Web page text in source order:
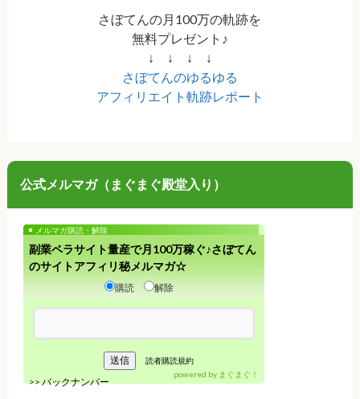
さぼてんの月100万の軌跡を
無料プレゼント♪
↓ ↓ ↓ ↓
さぼてんのゆるゆる
アフィリエイト軌跡レポート
公式メルマガ（まぐまぐ殿堂入り）
メルマガ購読・解除
副業ペラサイト量産で月100万稼ぐ♪さぼてん
のサイトアフィリ秘メルマガ☆
購読 解除
読者購読規約
>>バックナンバー
powered by まぐまぐ！